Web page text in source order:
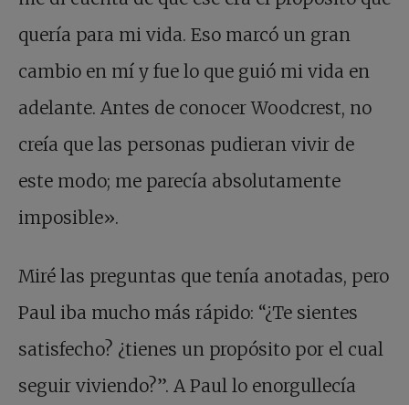
quería para mi vida. Eso marcó un gran
cambio en mí y fue lo que guió mi vida en
adelante. Antes de conocer Woodcrest, no
creía que las personas pudieran vivir de
este modo; me parecía absolutamente
imposible».
Miré las preguntas que tenía anotadas, pero
Paul iba mucho más rápido: “¿Te sientes
satisfecho? ¿tienes un propósito por el cual
seguir viviendo?”. A Paul lo enorgullecía